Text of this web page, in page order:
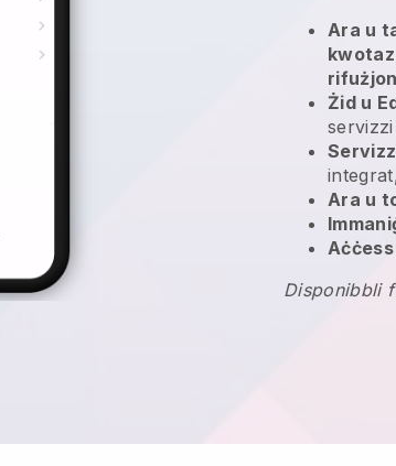
Ara u
Żid u
Ara u
Disponibbli